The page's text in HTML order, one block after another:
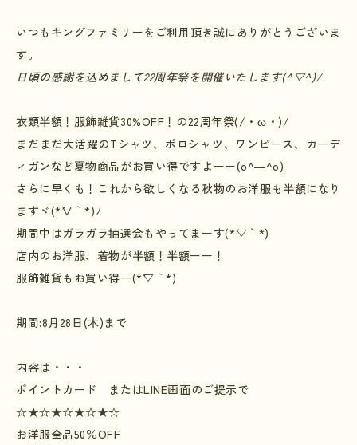
いつもキングファミリーをご利用頂き誠にありがとうございま
す。
日頃の感謝を込めまして22周年祭を開催いたします(^▽^)/
衣類半額！服飾雑貨30%OFF ！の22周年祭(/ ・ω ・ )/
まだまだ大活躍のT シャツ、ポロシャツ、ワンピース、カーデ
ィガンなど夏物商品がお買い得ですよーー(o^―^o)
さらに早くも！これから欲しくなる秋物のお洋服も半額になり
ますヾ(*´∀｀*)ﾉ
期間中はガラガラ抽選会もやってまーす(*´▽｀*)
店内のお洋服、着物が半額！半額ーー！
服飾雑貨もお買い得ー(*´▽ ｀*)
期間:8 月28 日(木) まで
内容は・・・
ポイントカード またはLINE画面のご提示で
☆★☆★☆★☆★☆
お洋服全品50％OFF